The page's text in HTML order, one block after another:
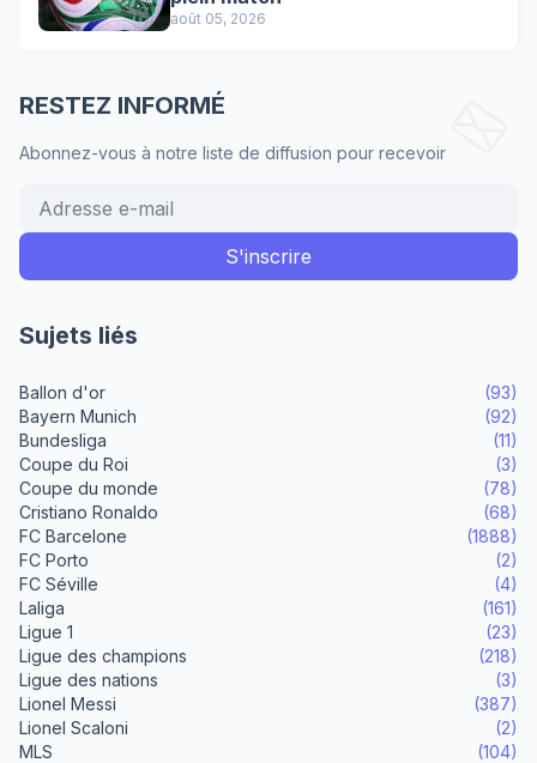
août 05, 2026
RESTEZ INFORMÉ
Abonnez-vous à notre liste de diffusion pour recevoir
Sujets liés
Ballon d'or
(93)
Bayern Munich
(92)
Bundesliga
(11)
Coupe du Roi
(3)
Coupe du monde
(78)
Cristiano Ronaldo
(68)
FC Barcelone
(1888)
FC Porto
(2)
FC Séville
(4)
Laliga
(161)
Ligue 1
(23)
Ligue des champions
(218)
Ligue des nations
(3)
Lionel Messi
(387)
Lionel Scaloni
(2)
MLS
(104)